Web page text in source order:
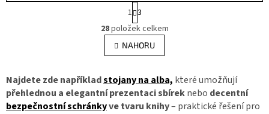
O
v
l
á
a
c
í
S
t
r
á
n
k
v
á
n
í
1 3
28položek celkem
NAHORU
Najdete zde napříkladstojany na alba, které umožňují
přehlednou a elegantní prezentaci sbíreknebo decentní
bezpečnostní schránkyve tvaru knihy– praktické řešení pro